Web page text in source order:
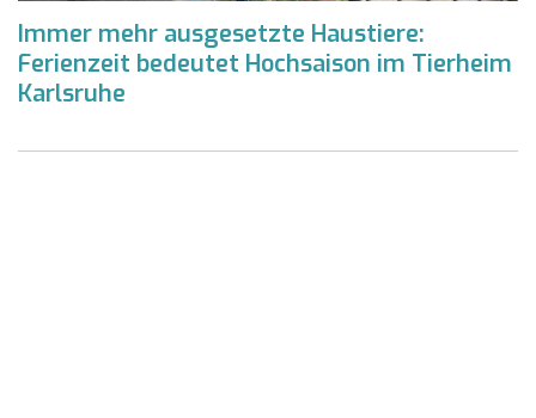
Immer mehr ausgesetzte Haustiere:
Ferienzeit bedeutet Hochsaison im Tierheim
Karlsruhe